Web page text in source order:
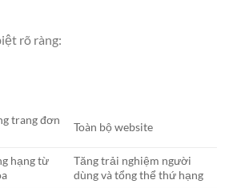
rõ ràng:
trang đơn
Toàn bộ website
hạng từ
Tăng trải nghiệm người
dùng và tổng thể thứ hạng